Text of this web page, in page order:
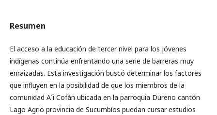
Resumen
El acceso a la educación de tercer nivel para los jóvenes
indígenas continúa enfrentando una serie de barreras muy
enraizadas. Esta investigación buscó determinar los factores
que influyen en la posibilidad de que los miembros de la
comunidad A´i Cofán ubicada en la parroquia Dureno cantón
Lago Agrio provincia de Sucumbíos puedan cursar estudios